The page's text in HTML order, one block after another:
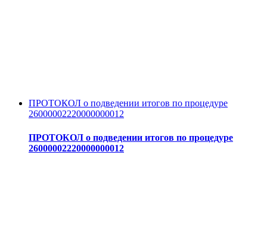
ПРОТОКОЛ о подведении итогов по процедуре
26000002220000000012
ПРОТОКОЛ о подведении итогов по процедуре
26000002220000000012